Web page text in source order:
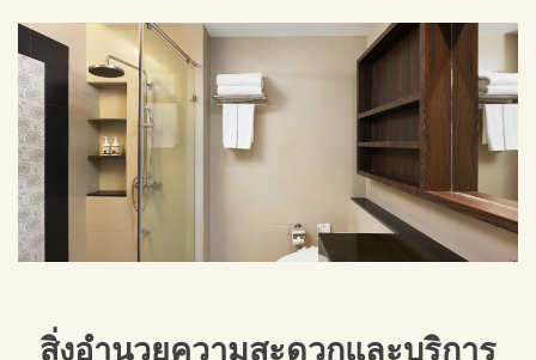
สิ่งอำนวยความสะดวกและบริการ